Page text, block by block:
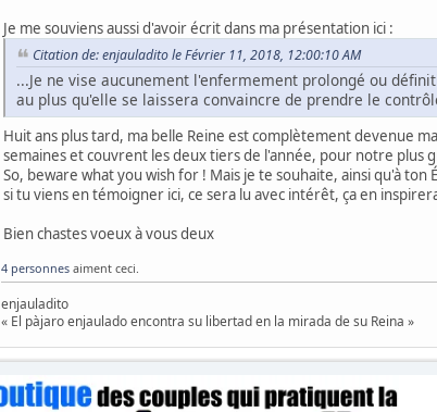
Je me souviens aussi d'avoir écrit dans ma présentation ici :
Citation de: enjauladito le Février 11, 2018, 12:00:10 AM
...Je ne vise aucunement l'enfermement prolongé ou
au plus qu'elle se laissera convaincre de prendre le
Huit ans plus tard, ma belle Reine est complètement devenue
semaines et couvrent les deux tiers de l'année, pour notre plus
So, beware what you wish for ! Mais je te souhaite, ainsi qu'à
si tu viens en témoigner ici, ce sera lu avec intérêt, ça en
Bien chastes voeux à vous deux
4 personnes aiment ceci.
enjauladito
« El pàjaro enjaulado encontra su libertad en la mirada de su Reina »